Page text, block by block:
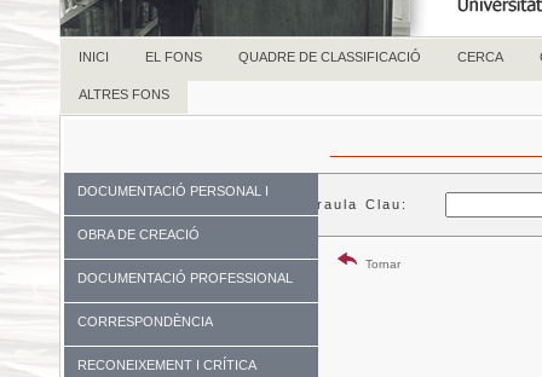
INICI EL FONS QUADRE DE CLASSIFICACIÓ CERCA
ALTRES FONS
DOCUMENTACIÓ PERSONAL I
FAMILIAR
OBRA DE CREACIÓ
DOCUMENTACIÓ PROFESSIONAL
CORRESPONDÈNCIA
RECONEIXEMENT I CRÍTICA
Paraula Clau:
Tornar